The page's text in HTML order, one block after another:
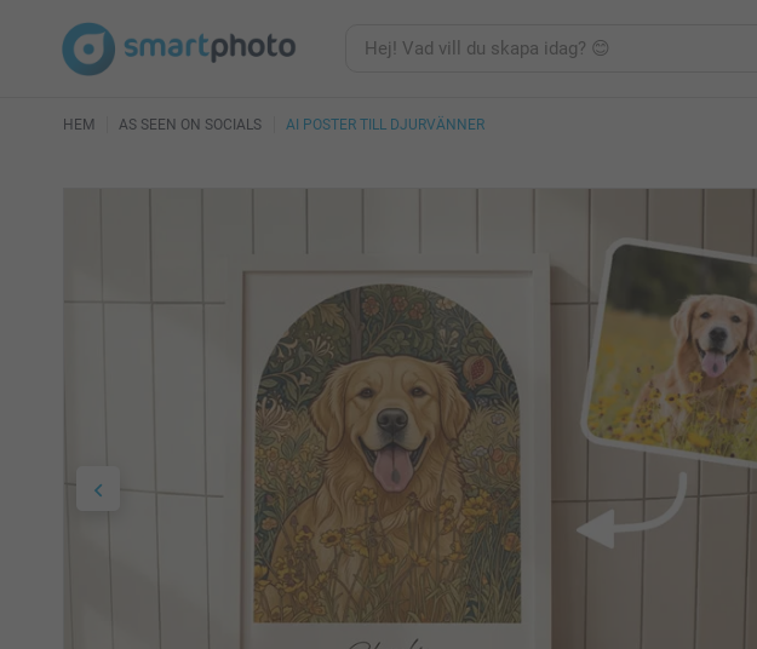
HEM AS SEEN ON SOCIALS AI POSTER TILL DJURVÄNNER